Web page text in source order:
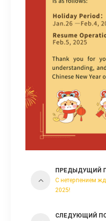
ПРЕДЫДУЩИЙ
С нетерпением
2025!
СЛЕДУЮЩИЙ